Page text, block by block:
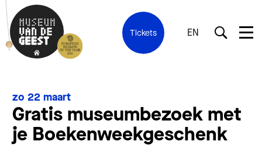
Tickets EN
zo 22 maart
Gratis museumbezoek met
je Boekenweekgeschenk